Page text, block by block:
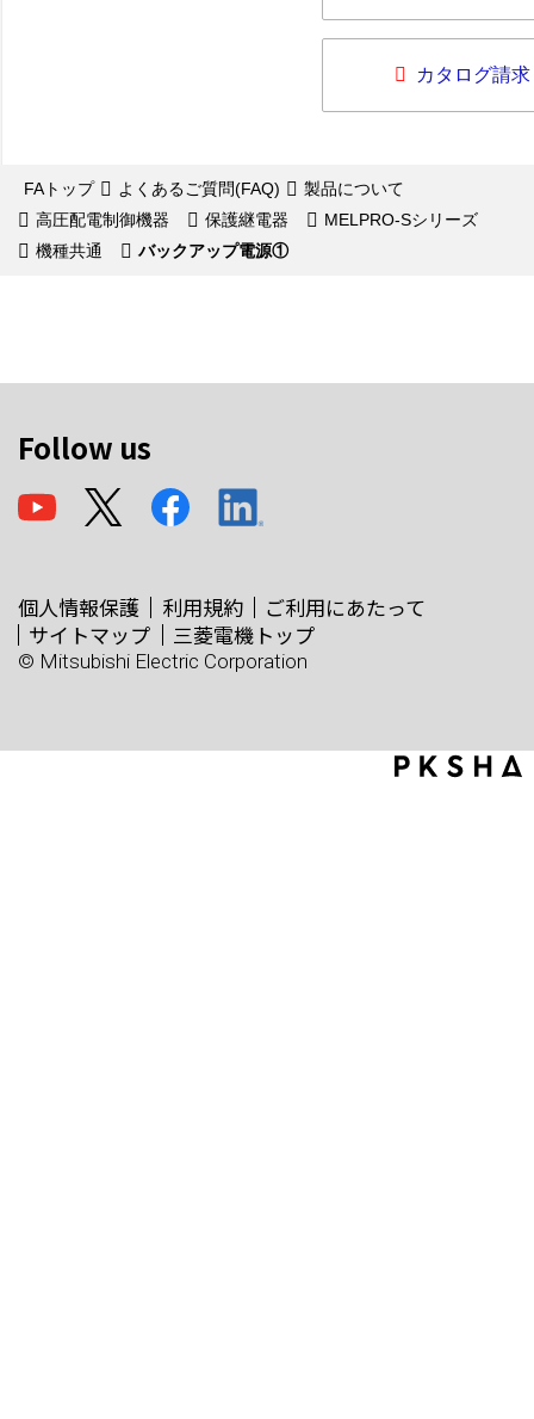
カタログ請求
FAトップ よくあるご質問(FAQ)
製品について
高圧配電制御機器
保護継電器
MELPRO-Sシリーズ
機種共通
バックアップ電源①
Follow us
個人情報保護 利用規約
ご利用にあたって
サイトマップ
三菱電機トップ
© Mitsubishi Electric Corporation